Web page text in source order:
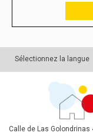
Sélectionnez la langue
Calle de Las Golondrinas